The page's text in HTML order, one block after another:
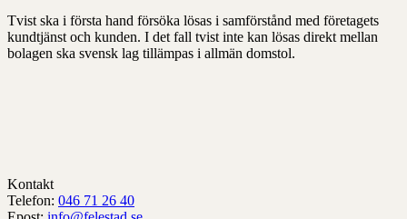
Tvist ska i första hand försöka lösas i samförstånd med företagets
kundtjänst och kunden. I det fall tvist inte kan lösas direkt mellan
bolagen ska svensk lag tillämpas i allmän domstol.
Kontakt
Telefon: 046 71 26 40